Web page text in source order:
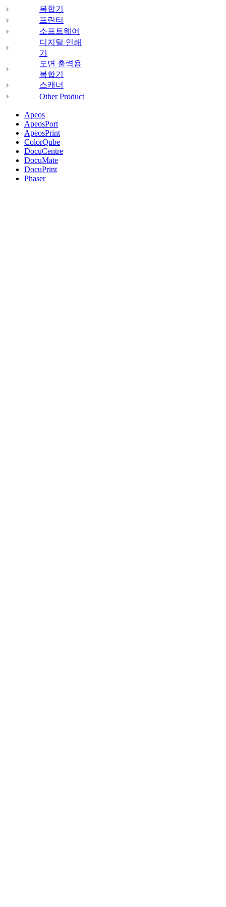
복합기
프린터
소프트웨어
디지털 인쇄
기
도면 출력용
복합기
스캐너
Other Product
Apeos
ApeosPort
ApeosPrint
ColorQube
DocuCentre
DocuMate
DocuPrint
Phaser